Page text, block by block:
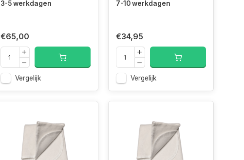
3-5 werkdagen
€65,00
Vergelijk
7-10 werkdagen
€34,95
Vergelijk